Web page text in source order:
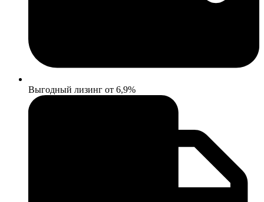
Выгодный лизинг от 6,9%